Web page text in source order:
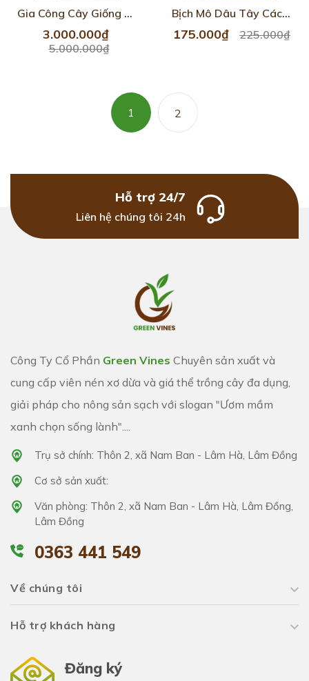
Gia Công Cây Giống Ống Nghiệm
3.000.000₫
5.000.000₫
Bịch Mô Dâu Tây Các Loại
175.000₫ 225.000₫
1 2
Hỗ trợ 24/7
Liên hệ chúng tôi 24h
Công Ty Cổ Phần Green Vines Chuyên sản xuất và
cung cấp viên nén xơ dừa và giá thể trồng cây đa dụng,
giải pháp cho nông sản sạch với slogan "Ươm mầm
xanh chọn sống lành"....
Trụ sở chính: Thôn 2, xã Nam Ban - Lâm Hà, Lâm Đồng
Cơ sở sản xuất:
Văn phòng: Thôn 2, xã Nam Ban - Lâm Hà, Lâm Đồng,
Lâm Đồng
0363 441 549
Về chúng tôi
Hỗ trợ khách hàng
Đăng ký